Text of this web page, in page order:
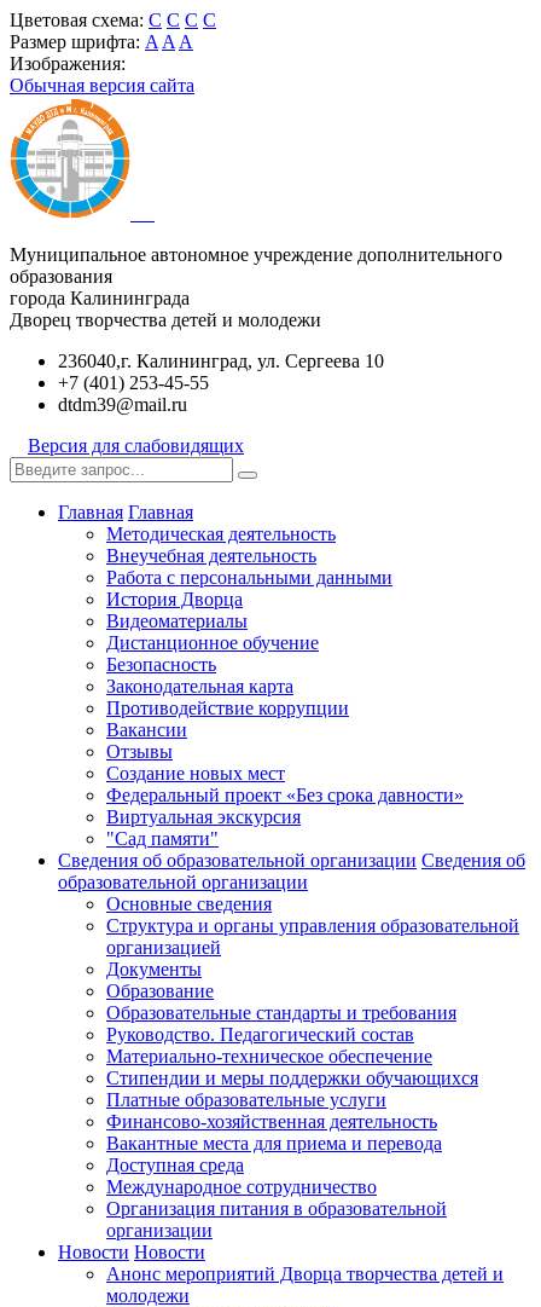
Цветовая схема: C C C C
Размер шрифта: A A A
Изображения:
Обычная версия сайта
Муниципальное автономное учреждение дополнительного
образования
города Калининграда
Дворец творчества детей и молодежи
236040,г. Калининград, ул. Сергеева 10
+7 (401) 253-45-55
dtdm39@mail.ru
Версия для слабовидящих
Главная Главная
Методическая деятельность
Внеучебная деятельность
Работа с персональными данными
История Дворца
Видеоматериалы
Дистанционное обучение
Безопасность
Законодательная карта
Противодействие коррупции
Вакансии
Отзывы
Создание новых мест
Федеральный проект «Без срока давности»
Виртуальная экскурсия
"Сад памяти"
Сведения об образовательной организации Сведения об
образовательной организации
Основные сведения
Структура и органы управления образовательной
организацией
Документы
Образование
Образовательные стандарты и требования
Руководство. Педагогический состав
Материально-техническое обеспечение
Стипендии и меры поддержки обучающихся
Платные образовательные услуги
Финансово-хозяйственная деятельность
Вакантные места для приема и перевода
Доступная среда
Международное сотрудничество
Организация питания в образовательной
организации
Новости Новости
Анонс мероприятий Дворца творчества детей и
молодежи